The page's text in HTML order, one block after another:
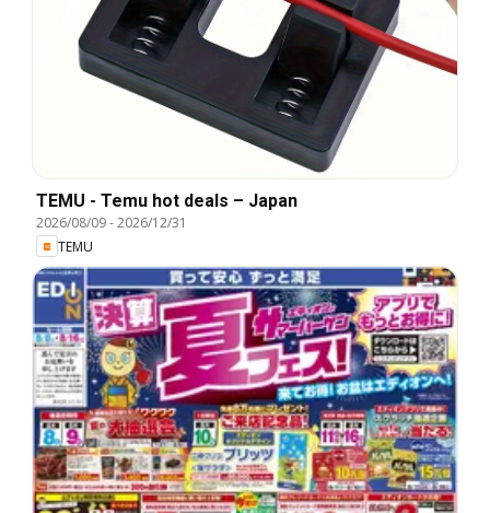
TEMU - Temu hot deals – Japan
2026/08/09-2026/12/31
TEMU